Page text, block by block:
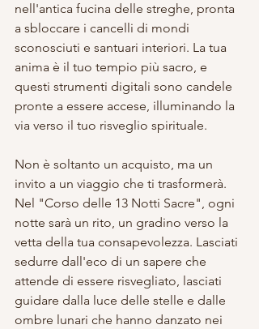
nell'antica fucina delle streghe, pronta
a sbloccare i cancelli di mondi
sconosciuti e santuari interiori. La tua
anima è il tuo tempio più sacro, e
questi strumenti digitali sono candele
pronte a essere accese, illuminando la
via verso il tuo risveglio spirituale.
Non è soltanto un acquisto, ma un
invito a un viaggio che ti trasformerà.
Nel "Corso delle 13 Notti Sacre", ogni
notte sarà un rito, un gradino verso la
vetta della tua consapevolezza. Lasciati
sedurre dall'eco di un sapere che
attende di essere risvegliato, lasciati
guidare dalla luce delle stelle e dalle
ombre lunari che hanno danzato nei